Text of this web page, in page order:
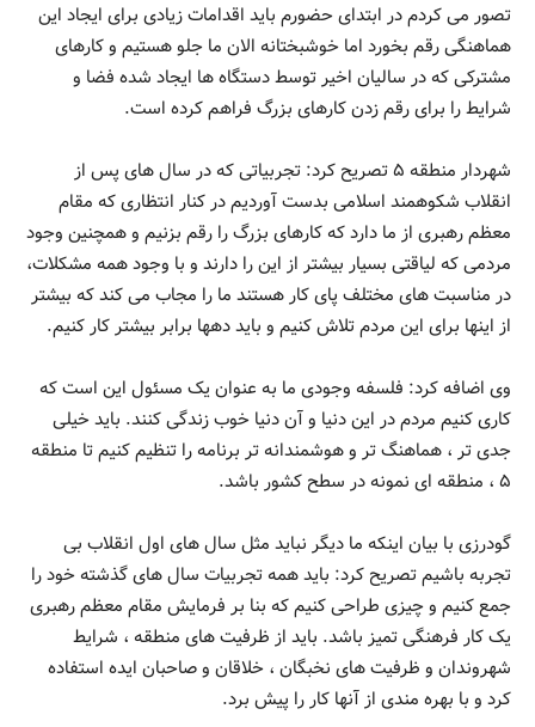
تصور می کردم در ابتدای حضورم باید اقدامات زیادی برای ایجاد این
هماهنگی رقم بخورد اما خوشبختانه الان ما جلو هستیم و کارهای
مشترکی که در سالیان اخیر توسط دستگاه ها ایجاد شده فضا و
شرایط را برای رقم زدن کارهای بزرگ فراهم کرده است.
شهردار منطقه ۵ تصریح کرد: تجربیاتی که در سال های پس از
انقلاب شکوهمند اسلامی بدست آوردیم در کنار انتظاری که مقام
معظم رهبری از ما دارد که کارهای بزرگ را رقم بزنیم و همچنین وجود
مردمی که لیاقتی بسیار بیشتر از این را دارند و با وجود همه مشکلات،
در مناسبت های مختلف پای کار هستند ما را مجاب می کند که بیشتر
از اینها برای این مردم تلاش کنیم و باید دهها برابر بیشتر کار کنیم.
وی اضافه کرد: فلسفه وجودی ما به عنوان یک مسئول این است که
کاری کنیم مردم در این دنیا و آن دنیا خوب زندگی کنند. باید خیلی
جدی تر ، هماهنگ تر و هوشمندانه تر برنامه را تنظیم کنیم تا منطقه
۵ ، منطقه ای نمونه در سطح کشور باشد.
گودرزی با بیان اینکه ما دیگر نباید مثل سال های اول انقلاب بی
تجربه باشیم تصریح کرد: باید همه تجربیات سال های گذشته خود را
جمع کنیم و چیزی طراحی کنیم که بنا بر فرمایش مقام معظم رهبری
یک کار فرهنگی تمیز باشد. باید از ظرفیت های منطقه ، شرایط
شهروندان و ظرفیت های نخبگان ، خلاقان و صاحبان ایده استفاده
کرد و با بهره مندی از آنها کار را پیش برد‌.